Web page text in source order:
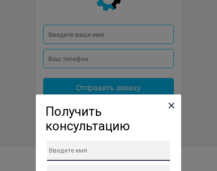
Отправить заявку
Получить
консультацию